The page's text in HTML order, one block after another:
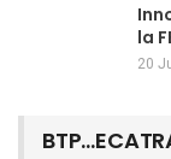
la
20